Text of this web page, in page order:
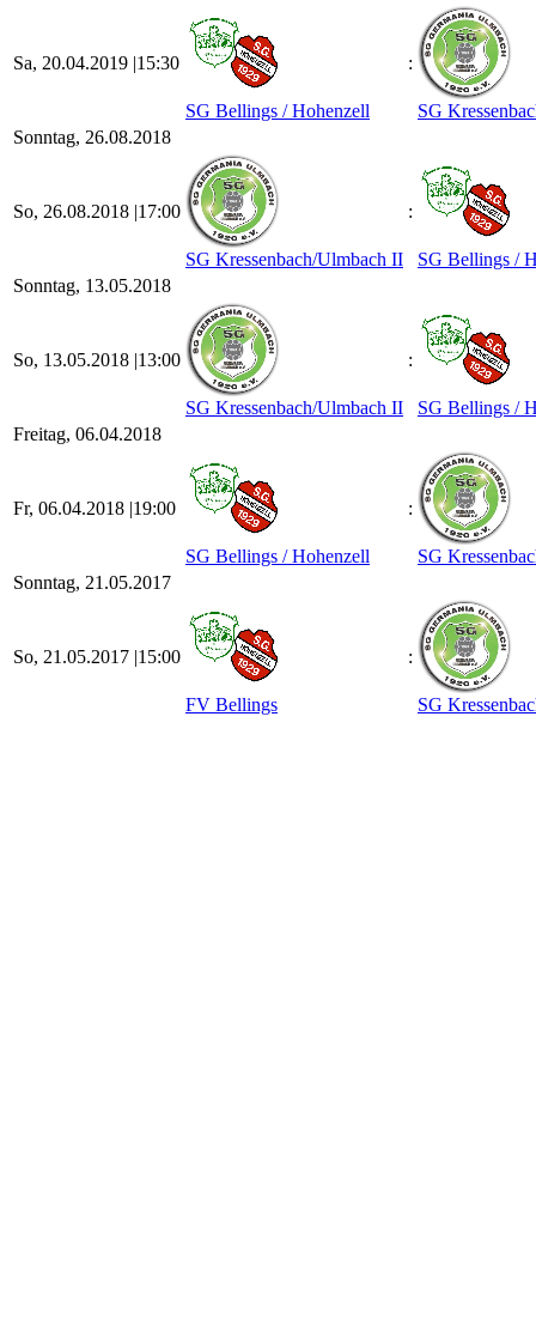
Sa, 20.04.2019 |15:30
SG Bellings /​ Hohenzell
:
SG
Sonntag, 26.08.2018
So, 26.08.2018 |17:00
SG Kressenbach/​Ulmbach II
:
SG Bellings /​
Sonntag, 13.05.2018
So, 13.05.2018 |13:00
SG Kressenbach/​Ulmbach II
:
SG Bellings /​
Freitag, 06.04.2018
Fr, 06.04.2018 |19:00
SG Bellings /​ Hohenzell
:
SG
Sonntag, 21.05.2017
So, 21.05.2017 |15:00
FV Bellings
:
SG